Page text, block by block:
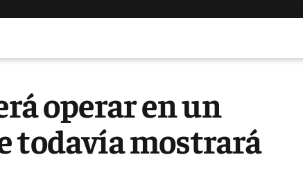
operar en un
todavía mostrará